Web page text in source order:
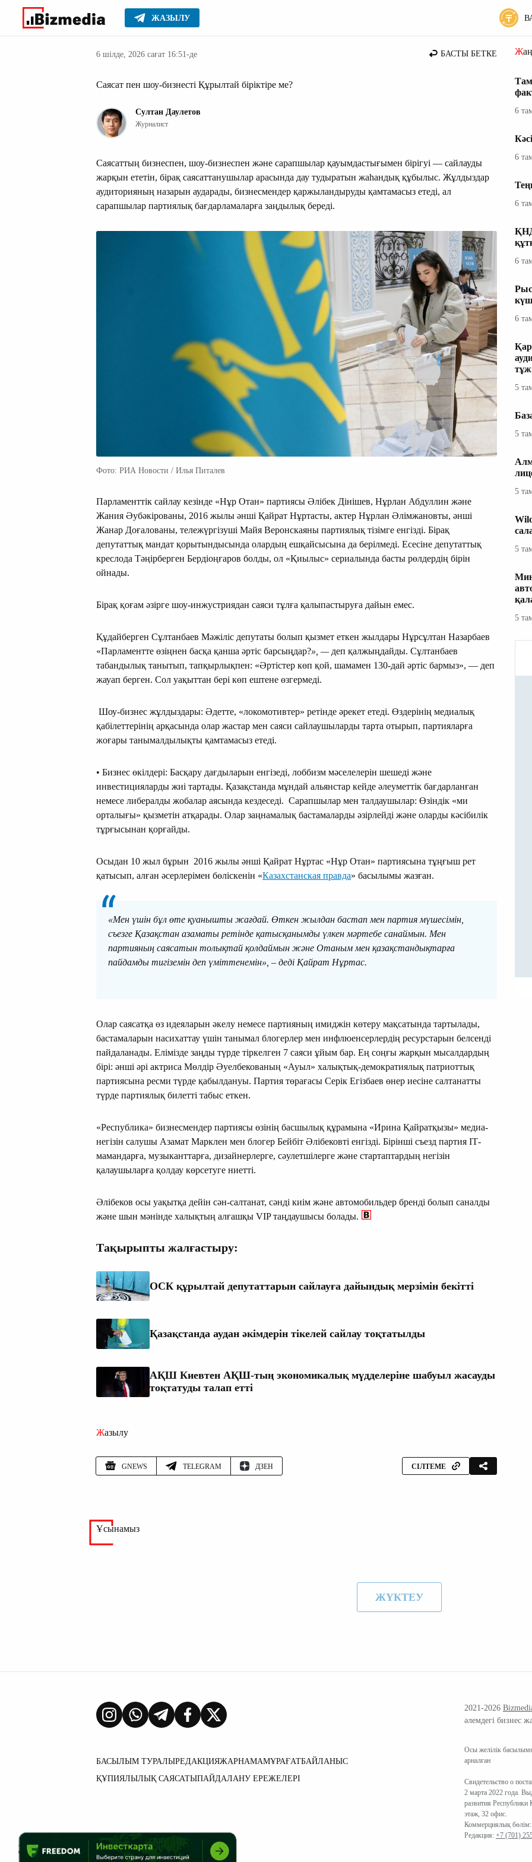
ЖАЗЫЛУ
Басты Жаңалықтар
6 шілде, 2026 сағат 16:51-де БАСТЫ БЕТКЕ
Саясат пен шоу-бизнесті Құрылтай біріктіре ме?
Султан Даулетов
Журналист
Саясаттың бизнеспен, шоу-бизнеспен және сарапшылар қауымдастығымен бірігуі — сайлауды
жарқын ететін, бірақ саясаттанушылар арасында дау тудыратын жаһандық құбылыс. Жұлдыздар
аудиторияның назарын аударады, бизнесмендер қаржыландыруды қамтамасыз етеді, ал
сарапшылар партиялық бағдарламаларға заңдылық береді.
Фото: РИА Новости / Илья Питалев
Парламенттік сайлау кезінде «Нұр Отан» партиясы Әлібек Дінішев, Нұрлан Абдуллин және
Жания Әубәкірованы, 2016 жылы әнші Қайрат Нұртасты, актер Нұрлан Әлімжановты, әнші
Жанар Доғалованы, тележүргізуші Майя Веронскаяны партиялық тізімге енгізді. Бірақ
депутаттық мандат қорытындысында олардың ешқайсысына да берілмеді. Есесіне депутаттық
креслода Тәңірберген Бердіоңғаров болды, ол «Қиылыс» сериалында басты рөлдердің бірін
ойнады.
Бірақ қоғам әзірге шоу-инжустриядан саяси тұлға қалыпастыруға дайын емес.
Құдайберген Сұлтанбаев Мәжіліс депутаты болып қызмет еткен жылдары Нұрсұлтан Назарбаев
«Парламентте өзіңнен басқа қанша әртіс барсыңдар?», — деп қалжыңдайды. Сұлтанбаев
табандылық танытып, тапқырлықпен: «Әртістер көп қой, шамамен 130-дай әртіс бармыз», — деп
жауап берген. Сол уақыттан бері көп ештене өзгермеді.
Шоу-бизнес жұлдыздары: Әдетте, «локомотивтер» ретінде әрекет етеді. Өздерінің медиалық
қабілеттерінің арқасында олар жастар мен саяси сайлаушыларды тарта отырып, партияларға
жоғары танымалдылықты қамтамасыз етеді.
• Бизнес өкілдері: Басқару дағдыларын енгізеді, лоббизм мәселелерін шешеді және
инвестицияларды жиі тартады. Қазақстанда мұндай альянстар кейде әлеуметтік бағдарланған
немесе либералды жобалар аясында кездеседі. Сарапшылар мен талдаушылар: Өзіндік «ми
орталығы» қызметін атқарады. Олар заңнамалық бастамаларды әзірлейді және оларды кәсібилік
тұрғысынан қорғайды.
Осыдан 10 жыл бұрын 2016 жылы әнші Қайрат Нұртас «Нұр Отан» партиясына тұңғыш рет
қатысып, алған әсерлерімен бөліскенін «Казахстанская правда» басылымы жазған.
«Мен үшін бұл өте қуанышты жағдай. Өткен жылдан бастап мен партия мүшесімін,
cъезге Қазақстан азаматы ретінде қатысқанымды үлкен мәртебе санаймын. Мен
партияның саясатын толықтай қолдаймын және Отаным мен қазақстандықтарға
пайдамды тигіземін деп үміттенемін», – деді Қайрат Нұртас.
Олар саясатқа өз идеяларын әкелу немесе партияның имиджін көтеру мақсатында тартылады,
бастамаларын насихаттау үшін танымал блогерлер мен инфлюенсерлердің ресурстарын белсенді
пайдаланады. Елімізде заңды түрде тіркелген 7 саяси ұйым бар. Ең соңғы жарқын мысалдардың
бірі: әнші әрі актриса Мөлдір Әуелбекованың «Ауыл» халықтық-демократиялық патриоттық
партиясына ресми түрде қабылдануы. Партия төрағасы Серік Егізбаев өнер иесіне салтанатты
түрде партиялық билетті табыс еткен.
«Республика» бизнесмендер партиясы өзінің басшылық құрамына «Ирина Қайратқызы» медиа-
негізін салушы Азамат Марклен мен блогер Бейбіт Әлібековті енгізді. Бірінші съезд партия ІТ-
мамандарға, музыканттарға, дизайнерлерге, сәулетшілерге және стартаптардың негізін
қалаушыларға қолдау көрсетуге ниетті.
Әлібеков осы уақытқа дейін сән-салтанат, сәнді киім және автомобильдер бренді болып саналды
және шын мәнінде халықтың алғашқы VIP таңдаушысы болады.
Тақырыпты жалғастыру:
ОСК құрылтай депутаттарын сайлауға дайындық мерзімін бекітті
Қазақстанда аудан әкімдерін тікелей сайлау тоқтатылды
АҚШ Киевтен АҚШ-тың экономикалық мүдделеріне шабуыл жасауды
тоқтатуды талап етті
Жазылу
GNEWS TELEGRAM ДЗЕН СІЛТЕМЕ
6
6
6
6
6
5
5
5
5
5
Ұсынамыз
ЖҮКТЕУ
БАСЫЛЫМ ТУРАЛЫРЕДАКЦИЯЖАРНАМАМҰРАҒАТБАЙЛАНЫС
ҚҰПИЯЛЫЛЫҚ САЯСАТЫПАЙДАЛАНУ ЕРЕЖЕЛЕРІ
2021-2026
әлемдегі бизнес
Осы желілік
арналған
Свидетельство о
2 марта 2022 года.
развития Республики
этаж, 32 офис.
Коммерциялық бөлім:
Редакция: +7 (701)